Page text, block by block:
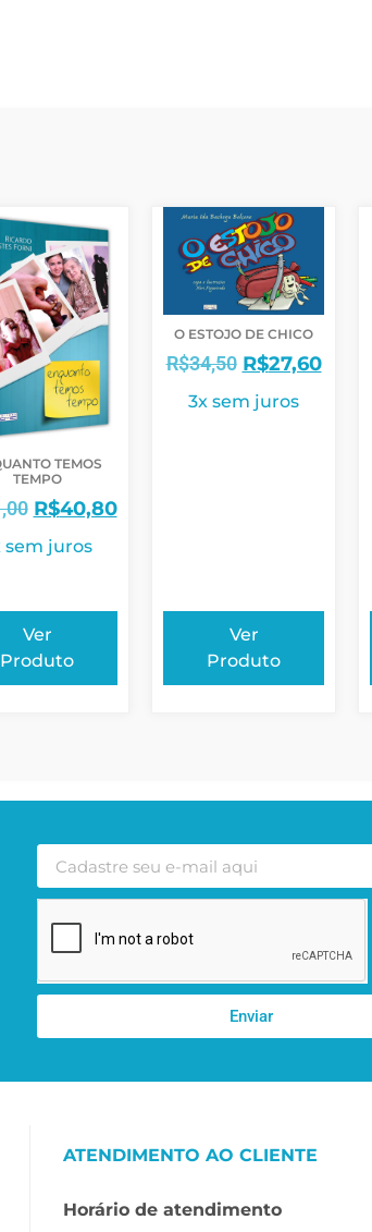
TEMOS
TEMPO
R$40,80
sem juros
Ver
Produto
O ESTOJO DE CHICO
R$34,50 R$27,60
3x sem juros
Ver
Produto
Enviar
ATENDIMENTO AO CLIENTE
Horário de atendimento